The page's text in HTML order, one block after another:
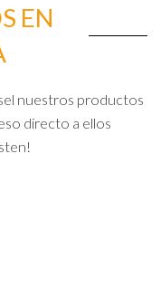
EN
nuestros productos
directo a ellos